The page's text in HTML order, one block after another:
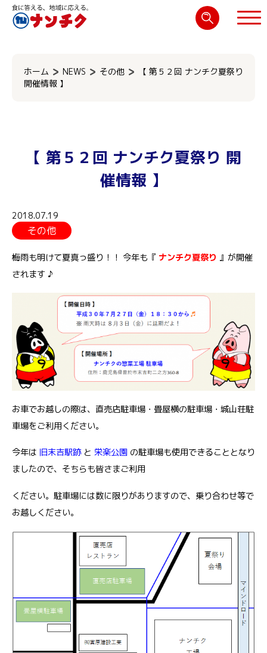
ホーム NEWS その他
【 第５２回 ナンチク夏祭り
開催情報 】
【 第５２回 ナンチク夏祭り 開
催情報 】
2018.07.19
その他
梅雨も明けて夏真っ盛り！！ 今年も『 ナンチク夏祭り 』が開催
されます ♪
お車でお越しの際は、直売店駐車場・畳屋横の駐車場・城山荘駐
車場をご利用ください。
今年は 旧末吉駅跡 と 栄楽公園 の駐車場も使用できることとなり
ましたので、そちらも皆さまご利用
ください。駐車場には数に限りがありますので、乗り合わせ等で
お越しください。